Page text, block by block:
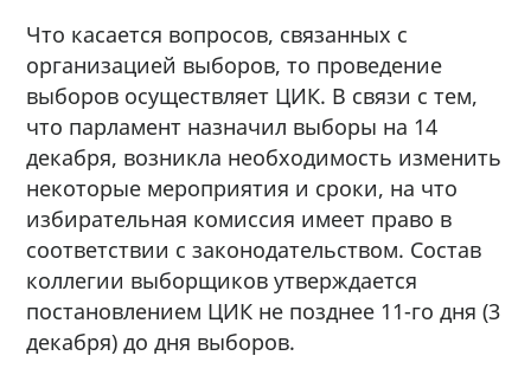
Что касается вопросов, связанных с
организацией выборов, то проведение
выборов осуществляет ЦИК. В связи с тем,
что парламент назначил выборы на 14
декабря, возникла необходимость изменить
некоторые мероприятия и сроки, на что
избирательная комиссия имеет право в
соответствии с законодательством. Состав
коллегии выборщиков утверждается
постановлением ЦИК не позднее 11-го дня (3
декабря) до дня выборов.